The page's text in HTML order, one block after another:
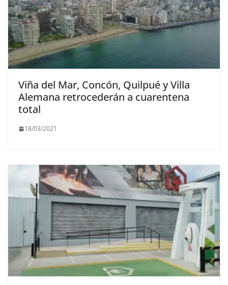
Viña del Mar, Concón, Quilpué y Villa
Alemana retrocederán a cuarentena
total
18/03/2021